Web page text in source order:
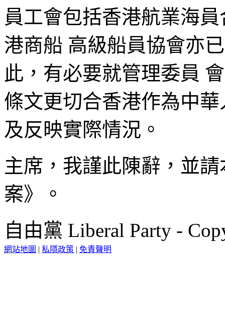
員工會包括香港航業海
港商船 高級船員協會亦
此，有必要就管理委員
條文更切合香港作為中
及反映實際情況。
主席，我謹此陳辭，並
案》。
自由黨 Liberal Party -
網站地圖 | 私隱政策 | 免責聲明